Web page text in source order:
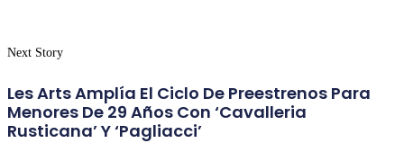
Next Story
Les Arts Amplía El Ciclo De Preestrenos Para
Menores De 29 Años Con ‘Cavalleria
Rusticana’ Y ‘Pagliacci’